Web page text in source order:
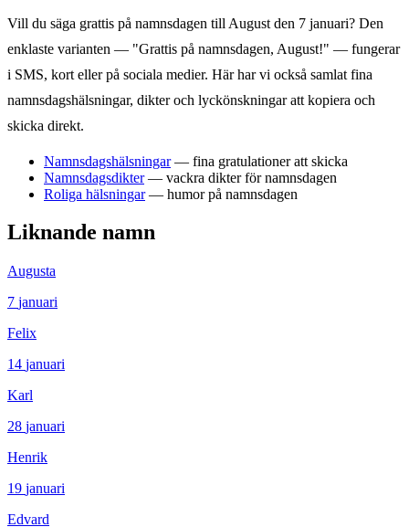
Vill du säga grattis på namnsdagen till August den 7 januari? Den
enklaste varianten — "Grattis på namnsdagen, August!" — fungerar
i SMS, kort eller på sociala medier. Här har vi också samlat fina
namnsdagshälsningar, dikter och lyckönskningar att kopiera och
skicka direkt.
Namnsdagshälsningar — fina gratulationer att skicka
Namnsdagsdikter— vackra dikter för namnsdagen
Roliga hälsningar— humor på namnsdagen
Liknande namn
Augusta
7 januari
Felix
14 januari
Karl
28 januari
Henrik
19 januari
Edvard